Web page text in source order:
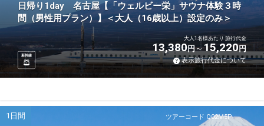
日帰り1day 名古屋【「ウェルビー栄」サウナ体験３時
間（男性用プラン）】＜大人（16歳以上）設定のみ＞
新幹線
大人1名様あたり 旅行代金
13,380円 15,220円
表示旅行代金について
ツアーコード Q02M5P
1日間